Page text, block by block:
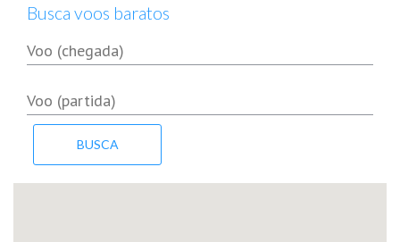
Busca voos baratos